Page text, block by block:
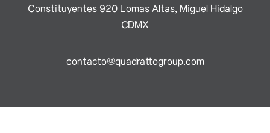
Constituyentes 920 Lomas Altas, Miguel Hidalgo
CDMX
contacto@quadrattogroup.com